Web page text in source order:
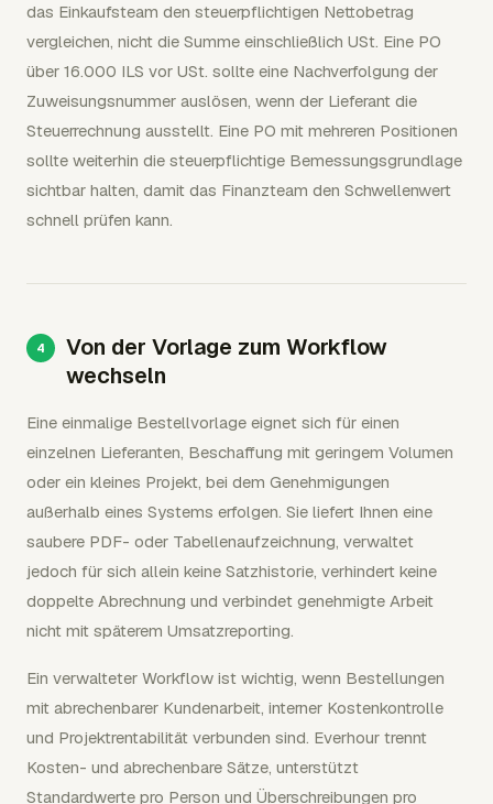
das Einkaufsteam den steuerpflichtigen Nettobetrag
vergleichen, nicht die Summe einschließlich USt. Eine PO
über 16.000 ILS vor USt. sollte eine Nachverfolgung der
Zuweisungsnummer auslösen, wenn der Lieferant die
Steuerrechnung ausstellt. Eine PO mit mehreren Positionen
sollte weiterhin die steuerpflichtige Bemessungsgrundlage
sichtbar halten, damit das Finanzteam den Schwellenwert
schnell prüfen kann.
Von der Vorlage zum Workflow
wechseln
Eine einmalige Bestellvorlage eignet sich für einen
einzelnen Lieferanten, Beschaffung mit geringem Volumen
oder ein kleines Projekt, bei dem Genehmigungen
außerhalb eines Systems erfolgen. Sie liefert Ihnen eine
saubere PDF- oder Tabellenaufzeichnung, verwaltet
jedoch für sich allein keine Satzhistorie, verhindert keine
doppelte Abrechnung und verbindet genehmigte Arbeit
nicht mit späterem Umsatzreporting.
Ein verwalteter Workflow ist wichtig, wenn Bestellungen
mit abrechenbarer Kundenarbeit, interner Kostenkontrolle
und Projektrentabilität verbunden sind. Everhour trennt
Kosten- und abrechenbare Sätze, unterstützt
Standardwerte pro Person und Überschreibungen pro